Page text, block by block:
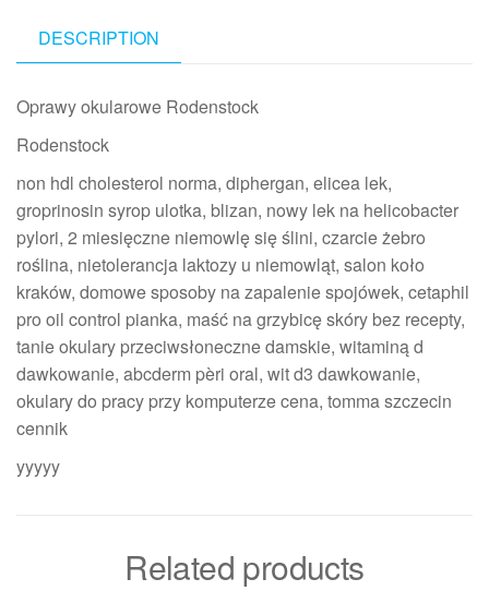
DESCRIPTION
Oprawy okularowe Rodenstock
Rodenstock
non hdl cholesterol norma, diphergan, elicea lek,
groprinosin syrop ulotka, blizan, nowy lek na helicobacter
pylori, 2 miesięczne niemowlę się ślini, czarcie żebro
roślina, nietolerancja laktozy u niemowląt, salon koło
kraków, domowe sposoby na zapalenie spojówek, cetaphil
pro oil control pianka, maść na grzybicę skóry bez recepty,
tanie okulary przeciwsłoneczne damskie, witaminą d
dawkowanie, abcderm pèri oral, wit d3 dawkowanie,
okulary do pracy przy komputerze cena, tomma szczecin
cennik
yyyyy
Related products